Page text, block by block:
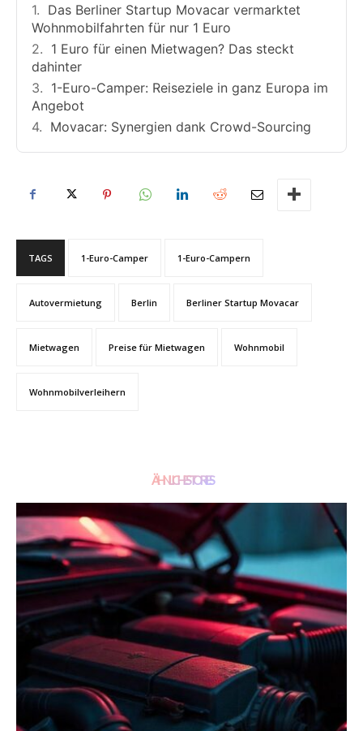
Das Berliner Startup Movacar vermarktet
Wohnmobilfahrten für nur 1 Euro
1 Euro für einen Mietwagen? Das steckt
dahinter
1-Euro-Camper: Reiseziele in ganz Europa im
Angebot
Movacar: Synergien dank Crowd-Sourcing
TAGS 1-Euro-Camper 1-Euro-Campern
Autovermietung Berlin Berliner Startup Movacar
Mietwagen Preise für Mietwagen Wohnmobil
Wohnmobilverleihern
ÄHNLICHE STORIES